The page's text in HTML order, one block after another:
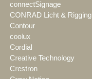
connectSignage
CONRAD Licht & Rigging
Contour
coolux
Cordial
Creative Technology
Crestron